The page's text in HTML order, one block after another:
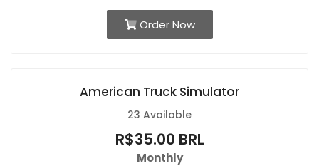
Order Now
American Truck Simulator
23 Available
R$35.00 BRL
Monthly